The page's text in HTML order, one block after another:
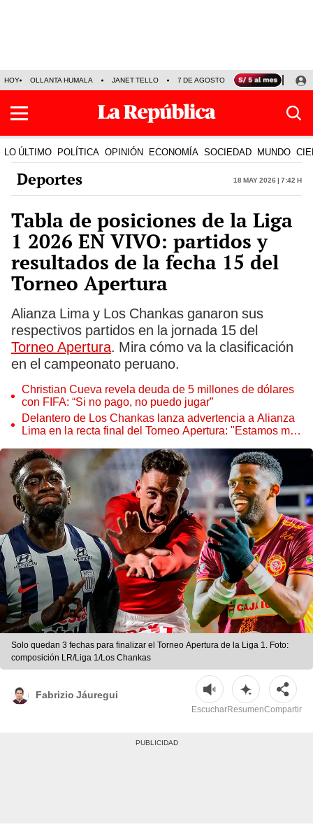
HOY OLLANTA HUMALA JANET TELLO 7 DE AGOSTO TINKA RESULTADOS
LO ÚLTIMO POLÍTICA OPINIÓN ECONOMÍA SOCIEDAD MUNDO
Deportes 18 May 2026 | 7:42 h
Tabla de posiciones de la Liga
1 2026 EN VIVO: partidos y
resultados de la fecha 15 del
Torneo Apertura
Alianza Lima y Los Chankas ganaron sus
respectivos partidos en la jornada 15 del
Torneo Apertura. Mira cómo va la clasificación
en el campeonato peruano.
Christian Cueva revela deuda de 5 millones de dólares
con FIFA: “Si no pago, no puedo jugar”
Delantero de Los Chankas lanza advertencia a Alianza
Lima en la recta final del Torneo Apertura: "Estamos muy
Solo quedan 3 fechas para finalizar el Torneo Apertura de la Liga 1. Foto:
composición LR/Liga 1/Los Chankas
Fabrizio Jáuregui
EscucharResumenCompartir